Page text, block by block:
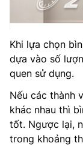
Khi lựa chọn
dựa vào số
quen sử dụng.
Nếu các thành
khác nhau thì
tốt. Ngược lại,
trong khoảng